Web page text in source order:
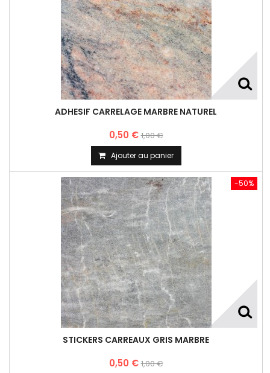
ADHESIF CARRELAGE MARBRE NATUREL
0,50 €1,00 €
Ajouter au panier
STICKERS CARREAUX GRIS MARBRE
0,50 €1,00 €
-50%